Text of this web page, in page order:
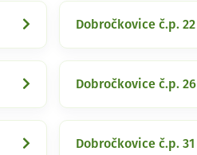
Dobročkovice č.p. 22
Dobročkovice č.p. 26
Dobročkovice č.p. 31